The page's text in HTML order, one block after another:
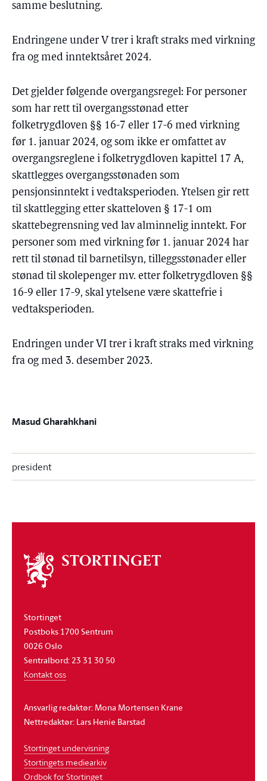
samme beslutning.
Endringene under V trer i kraft straks med virkning
fra og med inntektsåret 2024.
Det gjelder følgende overgangsregel: For personer
som har rett til overgangsstønad etter
folketrygdloven §§ 16-7 eller 17-6 med virkning
før 1. januar 2024, og som ikke er omfattet av
overgangsreglene i folketrygdloven kapittel 17 A,
skattlegges overgangsstønaden som
pensjonsinntekt i vedtaksperioden. Ytelsen gir rett
til skattlegging etter skatteloven § 17-1 om
skattebegrensning ved lav alminnelig inntekt. For
personer som med virkning før 1. januar 2024 har
rett til stønad til barnetilsyn, tilleggsstønader eller
stønad til skolepenger mv. etter folketrygdloven §§
16-9 eller 17-9, skal ytelsene være skattefrie i
vedtaksperioden.
Endringen under VI trer i kraft straks med virkning
fra og med 3. desember 2023.
Masud Gharahkhani
president
Om
stortinget
Stortinget
Postboks 1700 Sentrum
0026 Oslo
Sentralbord: 23 31 30 50
Kontakt oss
Ansvarlig redaktør: Mona Mortensen Krane
Nettredaktør: Lars Henie Barstad
Stortinget undervisning
Stortingets mediearkiv
Ordbok for Stortinget